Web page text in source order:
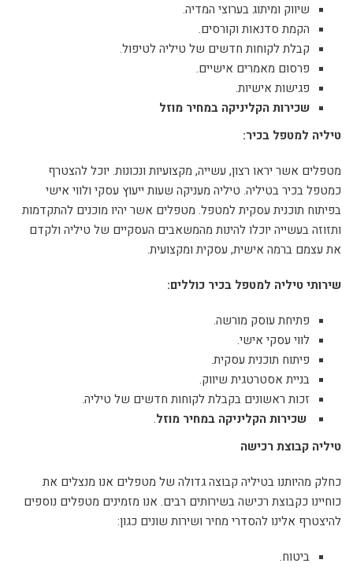
שיווק ומיתוג בערוצי המדיה.
הקמת סדנאות וקורסים.
קבלת לקוחות חדשים של טיליה לטיפול.
פרסום מאמרים אישיים.
פגישות אישיות.
שכירות הקליניקה במחיר מוזל
טיליה למטפל בכיר:
מטפלים אשר יראו רצון, עשייה, מקצועיות ונכונות. יוכל להצטרף
כמטפל בכיר בטיליה. טיליה מעניקה שעות ייעוץ עסקי ולווי אישי
בפיתוח תוכנית עסקית למטפל. מטפלים אשר יהיו מוכנים להתקדמות
ותזוזה בעשייה יוכלו להינות מהמשאבים העסקיים של טיליה ולקדם
את עצמם ברמה אישית, עסקית ומקצועית.
שירותי טיליה למטפל בכיר כוללים:
פתיחת עוסק מורשה.
לווי עסקי אישי.
פיתוח תוכנית עסקית.
בניית אסטרטגית שיווק.
זכות ראשונים בקבלת לקוחות חדשים של טיליה.
שכירות הקליניקה במחיר מוזל.
טיליה קבוצת רכישה
כחלק מהיותנו בטיליה קבוצה גדולה של מטפלים אנו מנצלים את
כוחיינו כקבוצת רכישה בשירותים רבים. אנו מזמינים מטפלים נוספים
להיצטרף אלינו להסדרי מחיר ושירות שונים כגון:
ביטוח.